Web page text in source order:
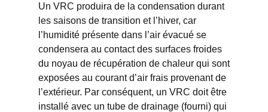
Un VRC produira de la condensation durant
les saisons de transition et l’hiver, car
l’humidité présente dans l’air évacué se
condensera au contact des surfaces froides
du noyau de récupération de chaleur qui sont
exposées au courant d’air frais provenant de
l’extérieur. Par conséquent, un VRC doit être
installé avec un tube de drainage (fourni) qui